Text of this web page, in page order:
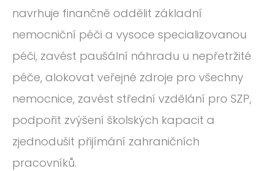
navrhuje finančně oddělit základní
nemocniční péči a vysoce specializovanou
péči, zavést paušální náhradu u nepřetržité
péče, alokovat veřejné zdroje pro všechny
nemocnice, zavést střední vzdělání pro SZP,
podpořit zvýšení školských kapacit a
zjednodušit přijímání zahraničních
pracovníků.